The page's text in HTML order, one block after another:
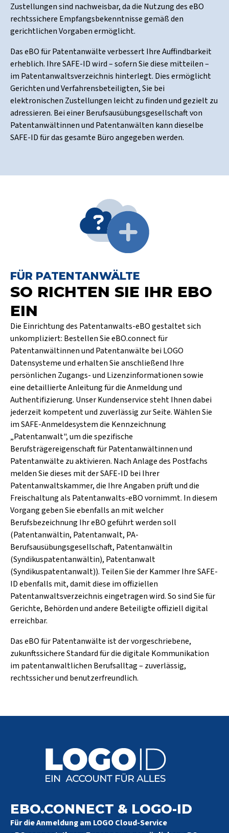
Zustellungen sind nachweisbar, da die Nutzung des eBO
rechtssichere Empfangsbekenntnisse gemäß den
gerichtlichen Vorgaben ermöglicht.
Das eBO für Patentanwälte verbessert Ihre Auffindbarkeit
erheblich. Ihre SAFE-ID wird – sofern Sie diese mitteilen –
im Patentanwaltsverzeichnis hinterlegt. Dies ermöglicht
Gerichten und Verfahrensbeteiligten, Sie bei
elektronischen Zustellungen leicht zu finden und gezielt zu
adressieren. Bei einer Berufsausübungsgesellschaft von
Patentanwältinnen und Patentanwälten kann dieselbe
SAFE-ID für das gesamte Büro angegeben werden.
FÜR PATENTANWÄLTE
SO RICHTEN SIE IHR EBO
EIN
Die Einrichtung des Patentanwalts-eBO gestaltet sich
unkompliziert: Bestellen Sie eBO.connect für
Patentanwältinnen und Patentanwälte bei LOGO
Datensysteme und erhalten Sie anschließend Ihre
persönlichen Zugangs- und Lizenzinformationen sowie
eine detaillierte Anleitung für die Anmeldung und
Authentifizierung. Unser Kundenservice steht Ihnen dabei
jederzeit kompetent und zuverlässig zur Seite. Wählen Sie
im SAFE-Anmeldesystem die Kennzeichnung
„Patentanwalt", um die spezifische
Berufsträgereigenschaft für Patentanwältinnen und
Patentanwälte zu aktivieren. Nach Anlage des Postfachs
melden Sie dieses mit der SAFE-ID bei Ihrer
Patentanwaltskammer, die Ihre Angaben prüft und die
Freischaltung als Patentanwalts-eBO vornimmt. In diesem
Vorgang geben Sie ebenfalls an mit welcher
Berufsbezeichnung Ihr eBO geführt werden soll
(Patentanwältin, Patentanwalt, PA-
Berufsausübungsgesellschaft, Patentanwältin
(Syndikuspatentanwältin), Patentanwalt
(Syndikuspatentanwalt)). Teilen Sie der Kammer Ihre SAFE-
ID ebenfalls mit, damit diese im offiziellen
Patentanwaltsverzeichnis eingetragen wird. So sind Sie für
Gerichte, Behörden und andere Beteiligte offiziell digital
erreichbar.
Das eBO für Patentanwälte ist der vorgeschriebene,
zukunftssichere Standard für die digitale Kommunikation
im patentanwaltlichen Berufsalltag – zuverlässig,
rechtssicher und benutzerfreundlich.
EBO.CONNECT & LOGO-ID
Für die Anmeldung am LOGO Cloud-Service